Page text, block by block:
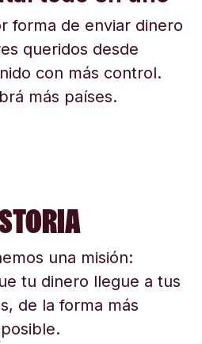
forma de enviar dinero
queridos desde
con más control.
más países.
una misión:
tu dinero llegue a tus
de la forma más